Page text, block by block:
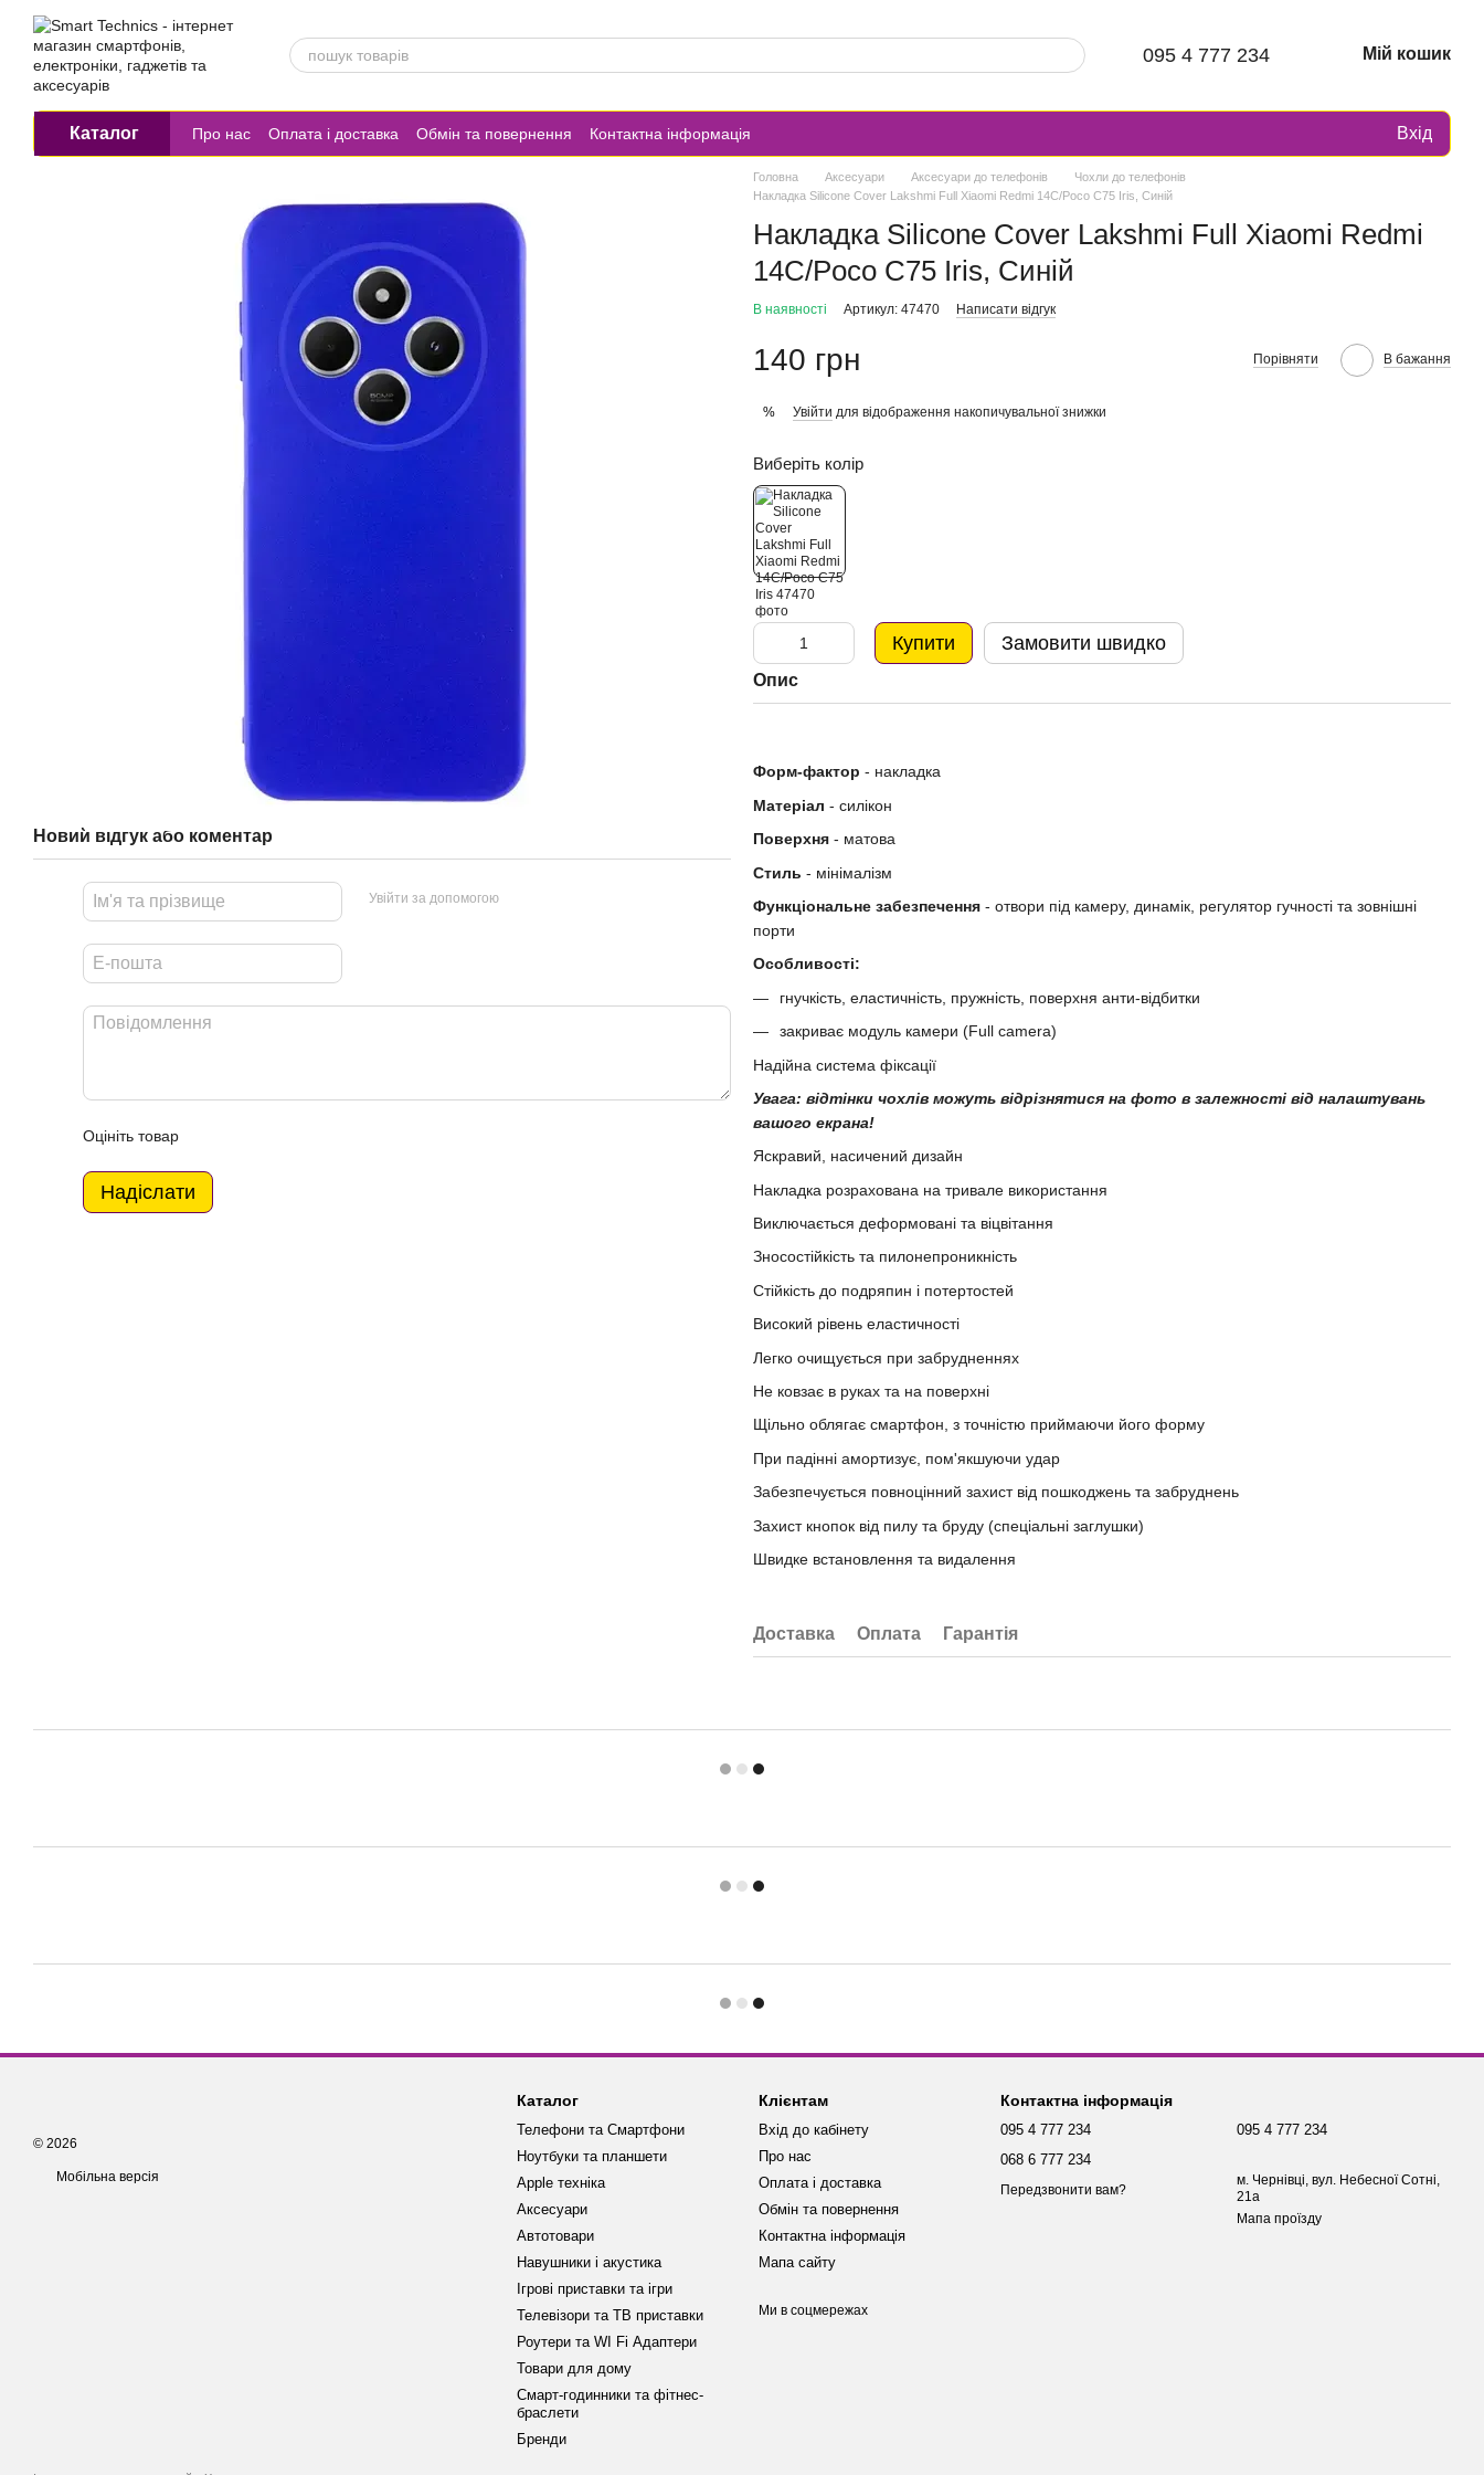
Перейти до основного контенту
095 4 777 234 Мій кошик
Каталог Про нас Оплата і доставка Обмін та повернення Контактна інформація Вхід
Новий відгук або коментар
Увійти за допомогою
Оцініть товар
Надіслати
Головна Аксесуари Аксесуари до телефонів
Чохли до телефонів
Накладка Silicone Cover Lakshmi Full Xiaomi Redmi 14C/Poco C75 Iris, Синій
Накладка Silicone Cover Lakshmi Full Xiaomi Redmi
14C/Poco C75 Iris, Синій
В наявності Артикул: 47470 Написати відгук
140 грн Порівняти В бажання
% Увійти для відображення накопичувальної знижки
Виберіть колір
Купити Замовити швидко
Опис
Форм-фактор - накладка
Матеріал - силікон
Поверхня - матова
Стиль - мінімалізм
Функціональне забезпечення - отвори під камеру, динамік, регулятор гучності та зовнішні
порти
Особливості:
гнучкість, еластичність, пружність, поверхня анти-відбитки
закриває модуль камери (Full camera)
Надійна система фіксації
Увага: відтінки чохлів можуть відрізнятися на фото в залежності від налаштувань
вашого екрана!
Яскравий, насичений дизайн
Накладка розрахована на тривале використання
Виключається деформовані та віцвітання
Зносостійкість та пилонепроникність
Стійкість до подряпин і потертостей
Високий рівень еластичності
Легко очищується при забрудненнях
Не ковзає в руках та на поверхні
Щільно облягає смартфон, з точністю приймаючи його форму
При падінні амортизує, пом'якшуючи удар
Забезпечується повноцінний захист від пошкоджень та забруднень
Захист кнопок від пилу та бруду (спеціальні заглушки)
Швидке встановлення та видалення
Доставка Оплата Гарантія
© 2026
Мобільна версія
Каталог
Телефони та Смартфони
Ноутбуки та планшети
Apple техніка
Аксесуари
Автотовари
Навушники і акустика
Ігрові приставки та ігри
Телевізори та ТВ приставки
Роутери та WI Fi Адаптери
Товари для дому
Смарт-годинники та фітнес-
браслети
Бренди
Клієнтам
Вхід до кабінету
Про нас
Оплата і доставка
Обмін та повернення
Контактна інформація
Мапа сайту
Ми в соцмережах
Контактна інформація
095 4 777 234
068 6 777 234
Передзвонити вам?
095 4 777 234
м. Чернівці, вул. Небесної Сотні,
21а
Мапа проїзду